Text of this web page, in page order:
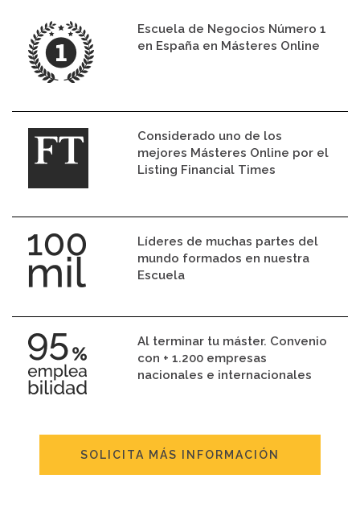
Escuela de Negocios Número 1
en España en Másteres Online
Considerado uno de los
mejores Másteres Online por el
Listing Financial Times
Líderes de muchas partes del
mundo formados en nuestra
Escuela
Al terminar tu máster. Convenio
con + 1.200 empresas
nacionales e internacionales
SOLICITA MÁS INFORMACIÓN